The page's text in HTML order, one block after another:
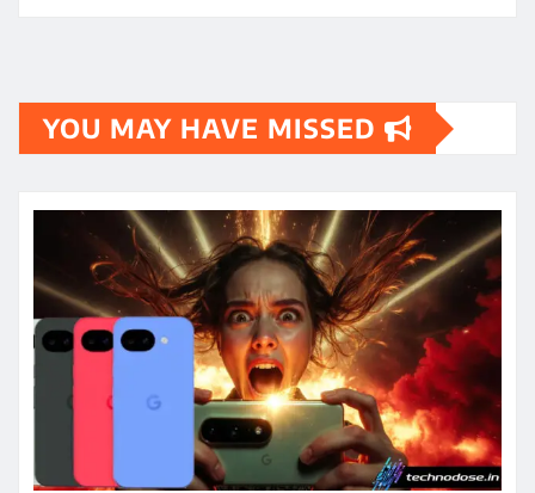
YOU MAY HAVE MISSED